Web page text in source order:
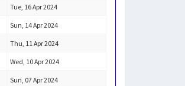
Tue, 16 Apr 2024
Sun, 14 Apr 2024
Thu, 11 Apr 2024
Wed, 10 Apr 2024
Sun, 07 Apr 2024